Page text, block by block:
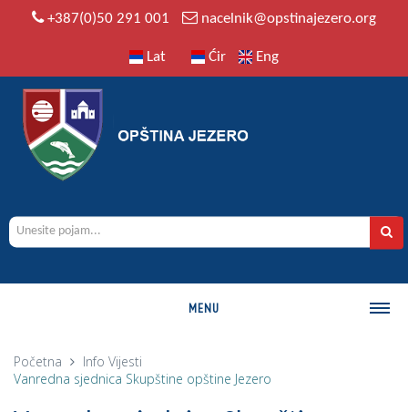
+387(0)50 291 001 nacelnik@opstinajezero.org
Lat Ćir Eng
MENU
Istorija
Početna Info Vijesti
Vanredna sjednica Skupštine opštine Jezero